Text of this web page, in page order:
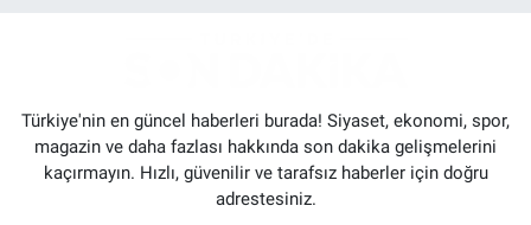
Türkiye'nin en güncel haberleri burada! Siyaset, ekonomi, spor,
magazin ve daha fazlası hakkında son dakika gelişmelerini
kaçırmayın. Hızlı, güvenilir ve tarafsız haberler için doğru
adrestesiniz.